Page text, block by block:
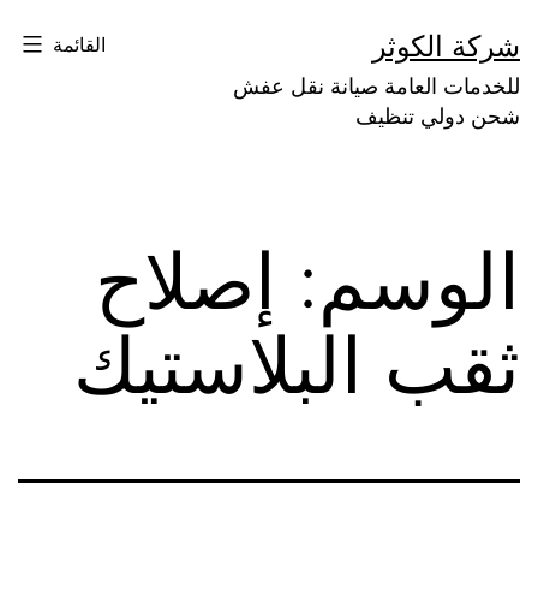
إلى
المحتوى
شركة الكوثر
للخدمات العامة صيانة نقل عفش
شحن دولي تنظيف
القائمة
الوسم: إصلاح
ثقب البلاستيك